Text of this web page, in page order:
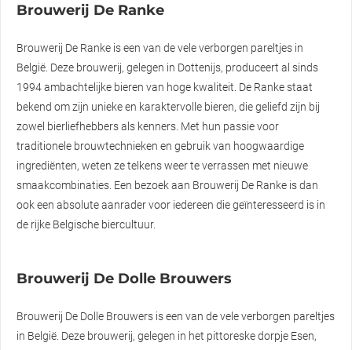
Brouwerij De Ranke
Brouwerij De Ranke is een van de vele verborgen pareltjes in
België. Deze brouwerij, gelegen in Dottenijs, produceert al sinds
1994 ambachtelijke bieren van hoge kwaliteit. De Ranke staat
bekend om zijn unieke en karaktervolle bieren, die geliefd zijn bij
zowel bierliefhebbers als kenners. Met hun passie voor
traditionele brouwtechnieken en gebruik van hoogwaardige
ingrediënten, weten ze telkens weer te verrassen met nieuwe
smaakcombinaties. Een bezoek aan Brouwerij De Ranke is dan
ook een absolute aanrader voor iedereen die geïnteresseerd is in
de rijke Belgische biercultuur.
Brouwerij De Dolle Brouwers
Brouwerij De Dolle Brouwers is een van de vele verborgen pareltjes
in België. Deze brouwerij, gelegen in het pittoreske dorpje Esen,